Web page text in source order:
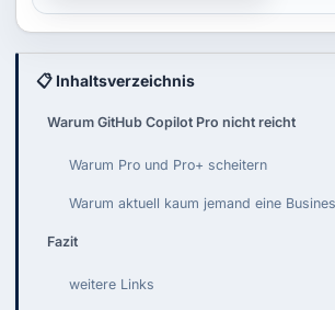
📋 Inhaltsverzeichnis
Warum GitHub Copilot Pro nicht reicht
Warum Pro und Pro+ scheitern
Warum aktuell kaum jemand eine
Fazit
weitere Links